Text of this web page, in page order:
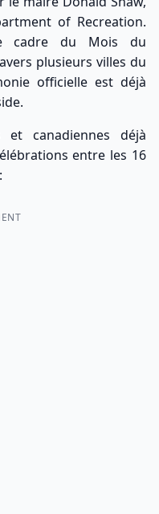
of Recreation.
le cadre du Mois du
plusieurs villes du
officielle est déjà
et canadiennes déjà
entre les 16